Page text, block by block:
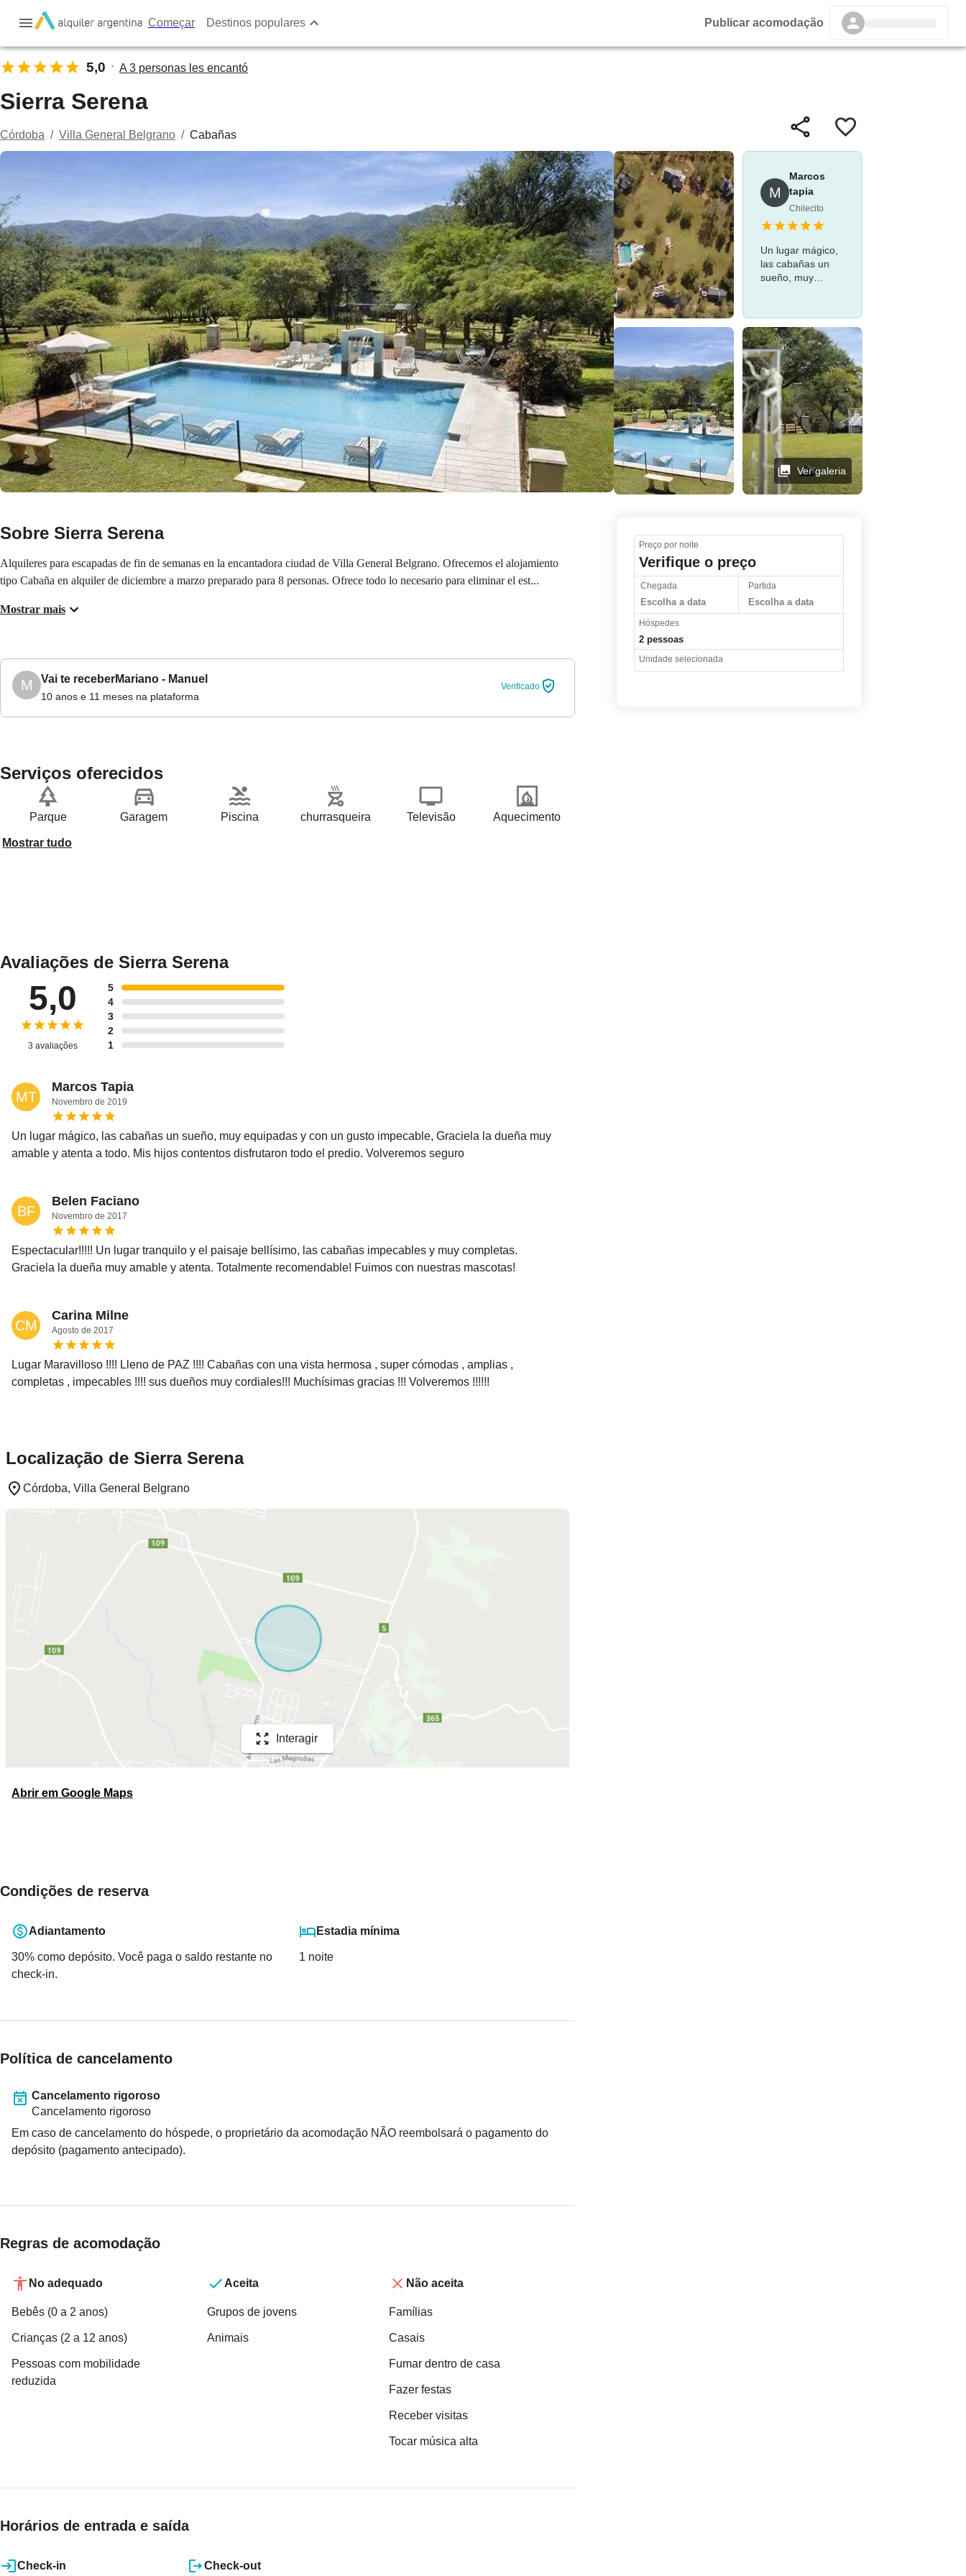
Começar Destinos populares Publicar acomodação
5,0 • A 3 personas les encantó
Sierra Serena
Córdoba / Villa General Belgrano / Cabañas
Ver galeria
M
Marcos
tapia
Chilecito
Un lugar mágico,
las cabañas un
sueño, muy
impecable,
Graciela la dueña
muy amable y
atenta a todo. Mis
hijos contentos
disfrutaron todo el
predio.
Volveremos
seguro
Ver galeria
Sobre Sierra Serena
Alquileres para escapadas de fin de semanas en la encantadora ciudad de Villa General Belgrano. Ofrecemos el alojamiento
tipo Cabaña en alquiler de diciembre a marzo preparado para 8 personas. Ofrece todo lo necesario para eliminar el est...
Mostrar mais
M Vai te receberMariano - Manuel
10 anos e 11 meses na plataforma
Verificado
Serviços oferecidos
Parque Garagem Piscina churrasqueira Televisão Aquecimento
Mostrar tudo
Avaliações de Sierra Serena
5
4
3
2
1
5,0
3 avaliações
MT
Marcos Tapia
Novembro de 2019
Un lugar mágico, las cabañas un sueño, muy equipadas y con un gusto impecable, Graciela la dueña muy
amable y atenta a todo. Mis hijos contentos disfrutaron todo el predio. Volveremos seguro
BF
Belen Faciano
Novembro de 2017
Espectacular!!!!! Un lugar tranquilo y el paisaje bellísimo, las cabañas impecables y muy completas.
Graciela la dueña muy amable y atenta. Totalmente recomendable! Fuimos con nuestras mascotas!
CM
Carina Milne
Agosto de 2017
Lugar Maravilloso !!!! Lleno de PAZ !!!! Cabañas con una vista hermosa , super cómodas , amplias ,
completas , impecables !!!! sus dueños muy cordiales!!! Muchísimas gracias !!! Volveremos !!!!!!
Localização de Sierra Serena
Córdoba, Villa General Belgrano
Interagir
Abrir em Google Maps
Condições de reserva
Adiantamento
30% como depósito. Você paga o saldo restante no
check-in.
Estadia mínima
1 noite
Política de cancelamento
Cancelamento rigoroso
Cancelamento rigoroso
Em caso de cancelamento do hóspede, o proprietário da acomodação NÃO reembolsará o pagamento do
depósito (pagamento antecipado).
Regras de acomodação
No adequado
Bebês (0 a 2 anos)
Crianças (2 a 12 anos)
Pessoas com mobilidade
reduzida
Aceita
Grupos de jovens
Animais
Não aceita
Famílias
Casais
Fumar dentro de casa
Fazer festas
Receber visitas
Tocar música alta
Horários de entrada e saída
Check-in Check-out
Preço por noite
Verifique o preço
Chegada
Escolha a data
Partida
Escolha a data
Hóspedes
2 pessoas
Unidade selecionada